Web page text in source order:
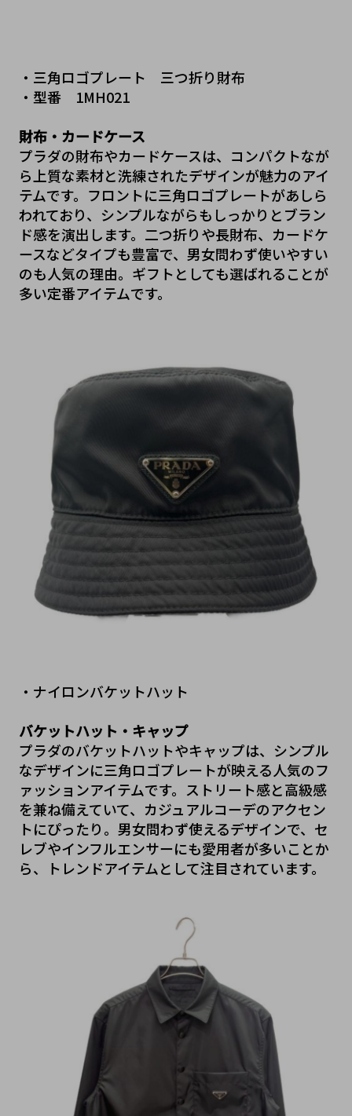
・三角ロゴプレート　三つ折り財布
・型番 1MH021
財布・カードケース
プラダの財布やカードケースは、コンパクトなが
ら上質な素材と洗練されたデザインが魅力のアイ
テムです。フロントに三角ロゴプレートがあしら
われており、シンプルながらもしっかりとブラン
ド感を演出します。二つ折りや長財布、カードケ
ースなどタイプも豊富で、男女問わず使いやすい
のも人気の理由。ギフトとしても選ばれることが
多い定番アイテムです。
・ナイロンバケットハット
バケットハット・キャップ
プラダのバケットハットやキャップは、シンプル
なデザインに三角ロゴプレートが映える人気のフ
ァッションアイテムです。ストリート感と高級感
を兼ね備えていて、カジュアルコーデのアクセン
トにぴったり。男女問わず使えるデザインで、セ
レブやインフルエンサーにも愛用者が多いことか
ら、トレンドアイテムとして注目されています。